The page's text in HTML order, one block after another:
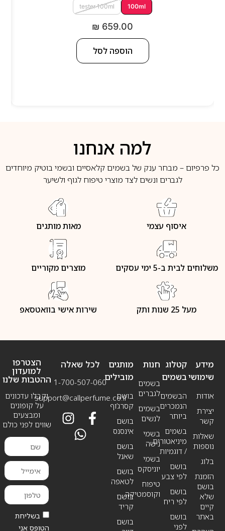
100ml
tester 100ml
₪ 659.00
הוספה לסל
למה אנחנו
כל פרפיום – מבחר ענק של בשמים קלאסיים ובשמי בוטיק מיוחדים
לגברים ונשים לצד מוצרי טיפוח לגוף ולשיער
איסוף עצמי מאות מותגים
משלוחים לבית ב-5 ימי עסקים מוצרים מקוריים
מעל 25 שנות ותק שירות אישי בוואטסאפ
מידע
שימושי
אודות
יצירת
קשר
שאלות
נוספות
בלוג
הזמנת
בושם
שלא
קיים
באתר
חנות
בשמים
לגברים
בשמים
לנשים
בשמי
נישה
בשמי
יוניסקס
טיפוח
וקוסמטיקה
קטלוג
בשמים
הבשמים
הנמכרים
ביותר
בשמים
מיניאטורים
/ דוגמיות
בושם
לפי צבע
בושם
לפי ריח
בושם
לפני
מותגים
מובילים
בושם
קסרג’וף
בושם
אינסנס
בושם
שאנל
בושם
לטאפה
בושם
קריד
בושם
לכל שאלה
1-700-507-060
support@callperfume.co.il
הצטרפו
למועדון
ההטבות שלנו
וקבלו עדכונים
על קופונים
ומבצעים
שווים לפני כולם
בשליחת
הטופס אני